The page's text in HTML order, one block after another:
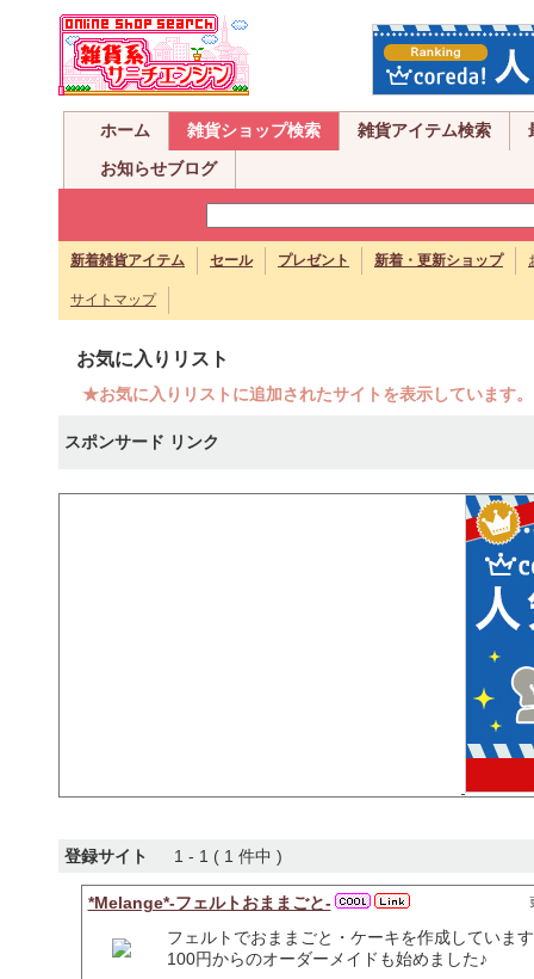
ホーム 雑貨ショップ検索 雑貨アイテム検索
お知らせブログ
新着雑貨アイテム セール プレゼント 新着・更新ショップ
サイトマップ
お気に入りリスト
★お気に入りリストに追加されたサイトを表示しています
スポンサード リンク
登録サイト 1 - 1 ( 1 件中 )
*Melange*-フェルトおままごと-
フェルトでおままごと・ケーキを作成していま
100円からのオーダーメイドも始めました♪